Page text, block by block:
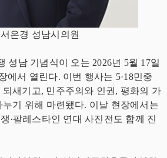
은경 성남시의원
성남 기념식이 오는 2026년 5월 17일
에서 열린다. 이번 행사는 5·18민중
새기고, 민주주의와 인권, 평화의 가
기 위해 마련됐다. 이날 현장에서는
·팔레스타인 연대 사진전도 함께 진